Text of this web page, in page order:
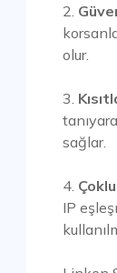
2.
olur.
3.
sağlar.
4.
IP